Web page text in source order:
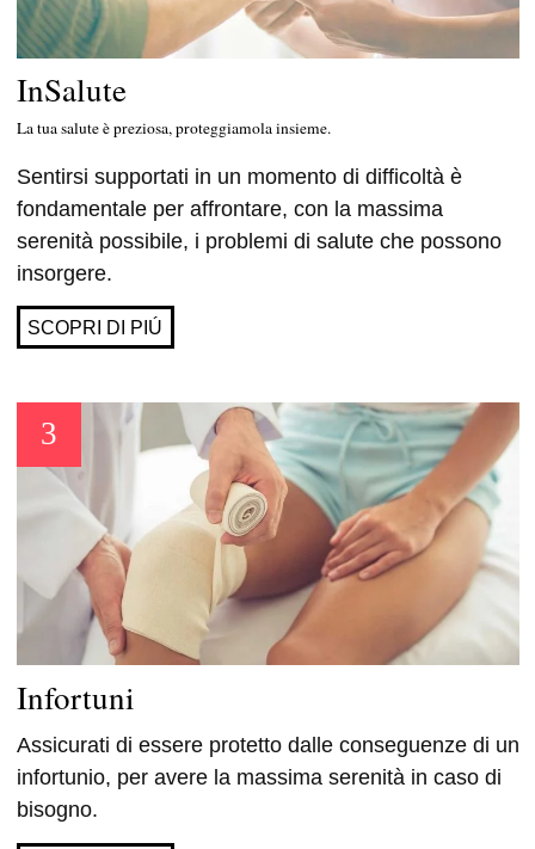
InSalute
La tua salute è preziosa, proteggiamola insieme.
Sentirsi supportati in un momento di difficoltà è
fondamentale per affrontare, con la massima
serenità possibile, i problemi di salute che possono
insorgere.
SCOPRI DI PIÚ
Infortuni
Assicurati di essere protetto dalle conseguenze di un
infortunio, per avere la massima serenità in caso di
bisogno.